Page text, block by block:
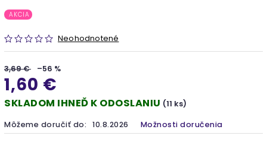
AKCIA
Neohodnotené
3,69 € –56 %
1,60 €
SKLADOM IHNEĎ K ODOSLANIU (11 ks)
Môžeme doručiť do: 10.8.2026 Možnosti doručenia